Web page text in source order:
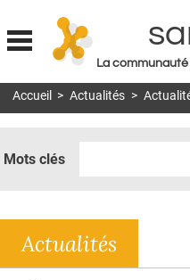
Jump
La
MON COMPTE
DOSSIERS
RÉSEAUX
Accueil > Actualités >
Mots clés
Actualités